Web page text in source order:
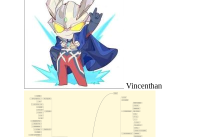
Vincenthan